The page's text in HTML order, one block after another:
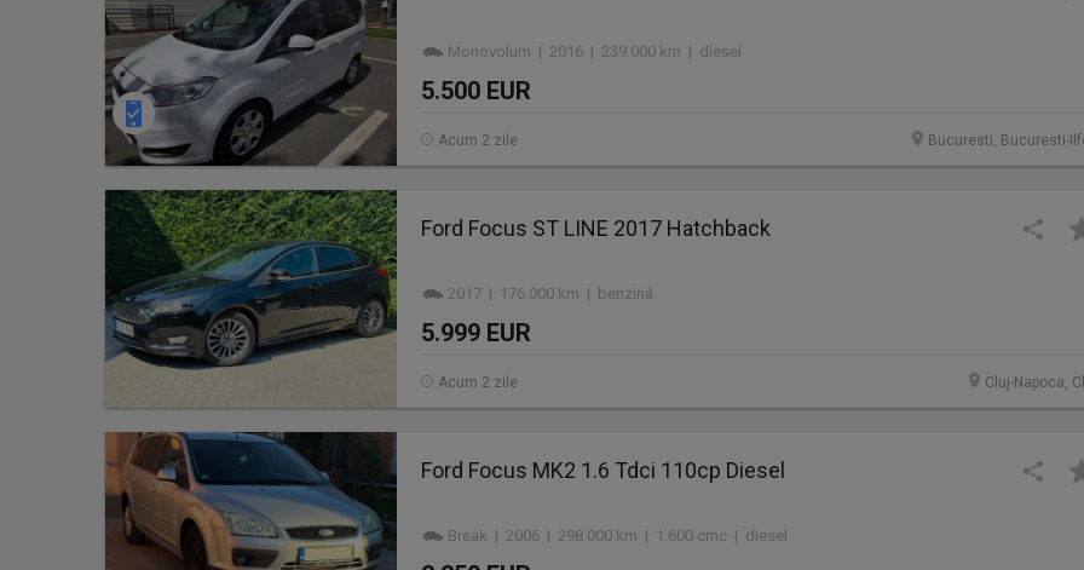
Monovolum | 2016 | 239.000 km | diesel
5.500 EUR
Bucuresti, Bucuresti-
Acum 2 zile
Ford Focus ST LINE 2017 Hatchback
2017 | 176.000 km | benzină
5.999 EUR
Cluj-Napoca,
Acum 2 zile
Ford Focus MK2 1.6 Tdci 110cp Diesel
Break | 2006 | 298.000 km | 1.600 cmc | diesel